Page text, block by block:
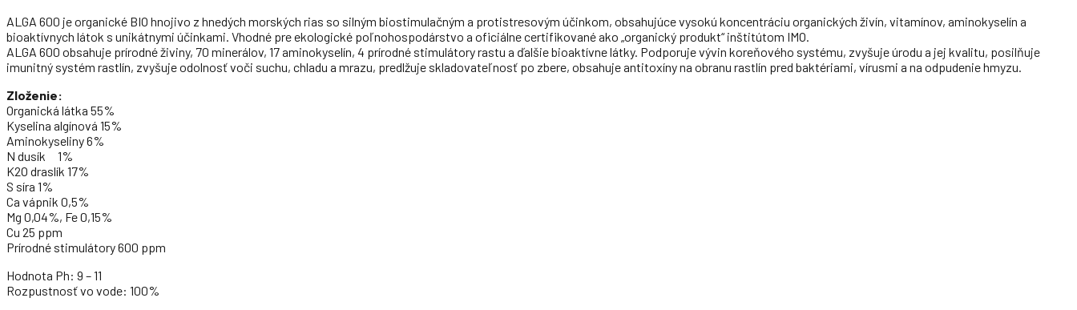
ALGA 600 je organické BIO hnojivo z hnedých morských rias so silným biostimulačným a protistresovým účinkom, obsahujúce vysokú koncentráciu organických živín, vitamínov, aminokyselín a
bioaktívnych látok s unikátnymi účinkami. Vhodné pre ekologické poľnohospodárstvo a oficiálne certifikované ako „organický produkt“ inštitútom IMO.
ALGA 600 obsahuje prírodné živiny, 70 minerálov, 17 aminokyselín, 4 prírodné stimulátory rastu a ďalšie bioaktívne látky. Podporuje vývin koreňového systému, zvyšuje úrodu a jej kvalitu, posilňuje
imunitný systém rastlín, zvyšuje odolnosť voči suchu, chladu a mrazu, predlžuje skladovateľnosť po zbere, obsahuje antitoxíny na obranu rastlín pred baktériami, vírusmi a na odpudenie hmyzu.
Zloženie:
Organická látka 55%
Kyselina algínová 15%
Aminokyseliny 6%
N dusík 1%
K2O draslík 17%
S síra 1%
Ca vápnik 0,5%
Mg 0,04%, Fe 0,15%
Cu 25 ppm
Prírodné stimulátory 600 ppm
Hodnota Ph: 9 – 11
Rozpustnosť vo vode: 100%